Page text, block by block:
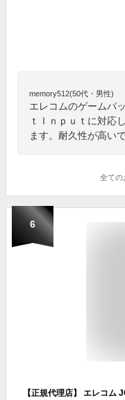
memory512(50代・男性)
エレコムのゲームパ
ｔＩｎｐｕｔに対応
ます。耐久性が高いで
全ての
6